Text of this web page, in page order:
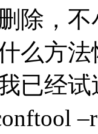
除，
么方
已经